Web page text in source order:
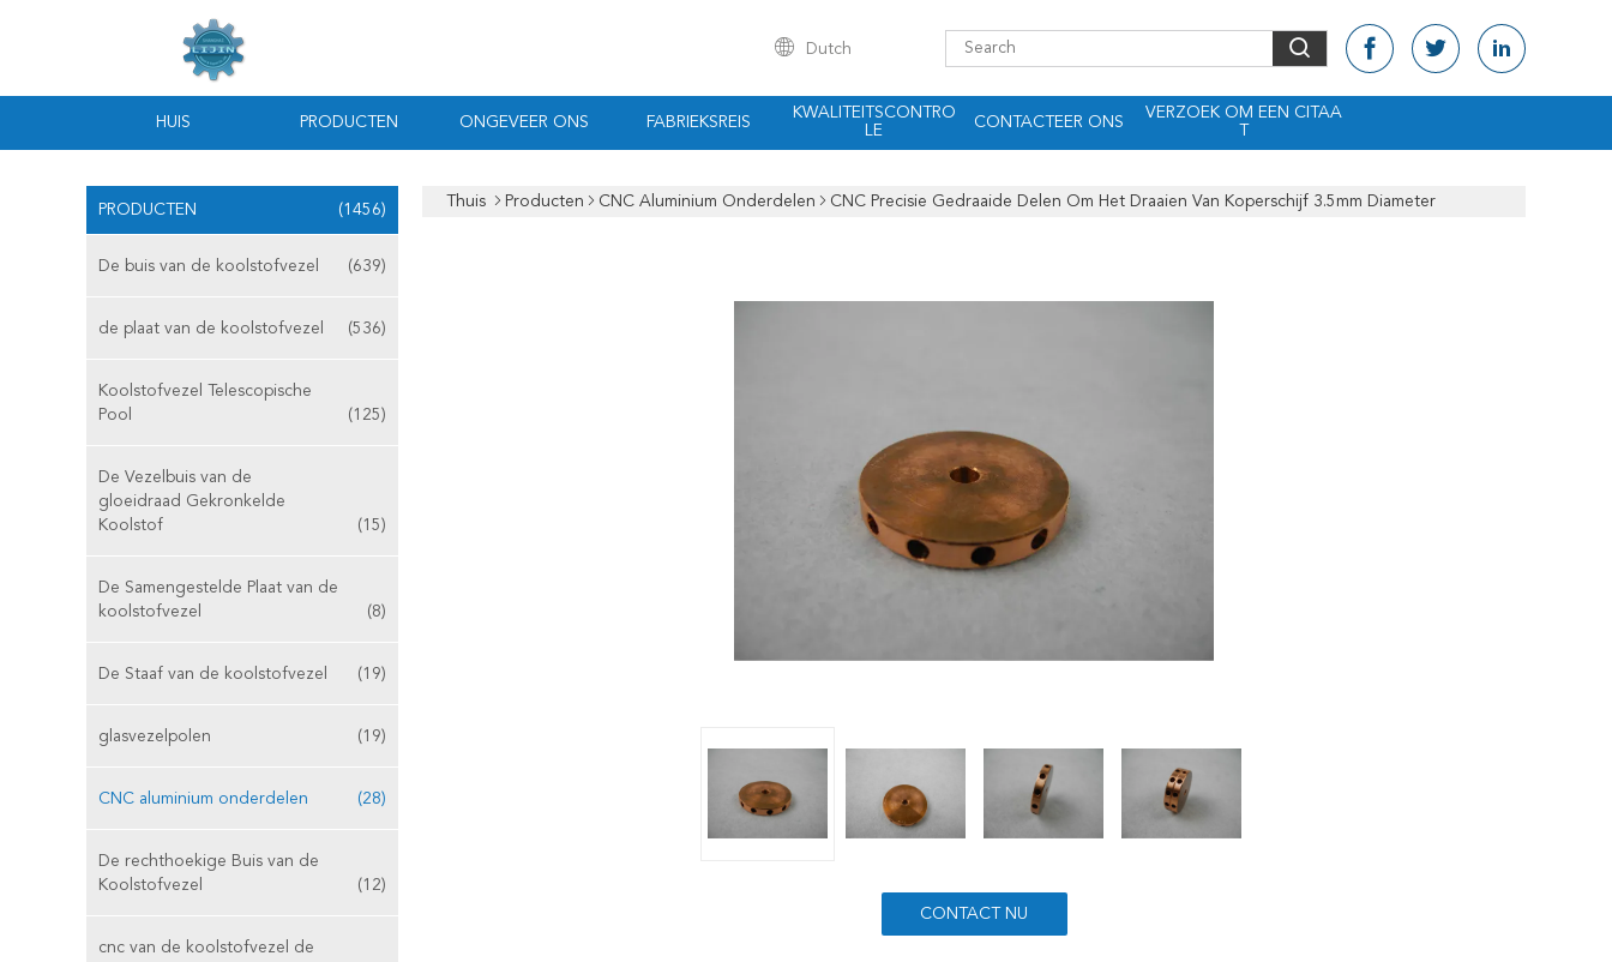
Dutch
HUIS PRODUCTEN ONGEVEER ONS FABRIEKSREIS
KWALITEITSCONTRO
LE
CONTACTEER ONS
VERZOEK OM EEN CITAA
PRODUCTEN (1456)
De buis van de koolstofvezel (639)
de plaat van de koolstofvezel (536)
Koolstofvezel Telescopische
Pool
(125)
De Vezelbuis van de
gloeidraad Gekronkelde
Koolstof
(15)
De Samengestelde Plaat van de
koolstofvezel
(8)
De Staaf van de koolstofvezel (19)
glasvezelpolen (19)
CNC aluminium onderdelen (28)
De rechthoekige Buis van de
Koolstofvezel
(12)
cnc van de koolstofvezel de
Thuis Producten CNC Aluminium Onderdelen CNC Precisie Gedraaide Delen Om Het Draaien Van Koperschijf 3.5mm Diameter
CONTACT NU